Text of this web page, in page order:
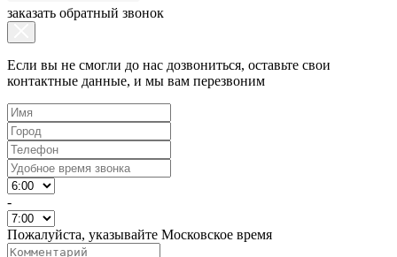
заказать обратный звонок
Если вы не смогли до нас дозвониться, оставьте свои
контактные данные, и мы вам перезвоним
-
Пожалуйста, указывайте Московское время